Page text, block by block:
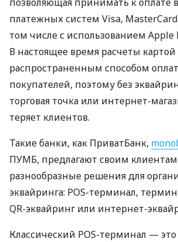
платежных систем Visa,
том числе с использованием Apple
В настоящее время расчеты картой
распространенным способом
покупателей, поэтому без
торговая точка или интернет-
теряет клиентов.
Такие банки, как ПриватБанк,
ПУМБ, предлагают своим
разнообразные решения для
эквайринга: POS-терминал,
QR-эквайринг или интернет-
Классический POS-терминал —